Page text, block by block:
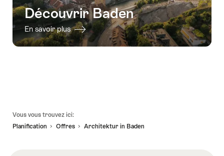
Découvrir Baden
En savoir plus
Vous vous trouvez ici:
Planification
Offres Architektur in Baden